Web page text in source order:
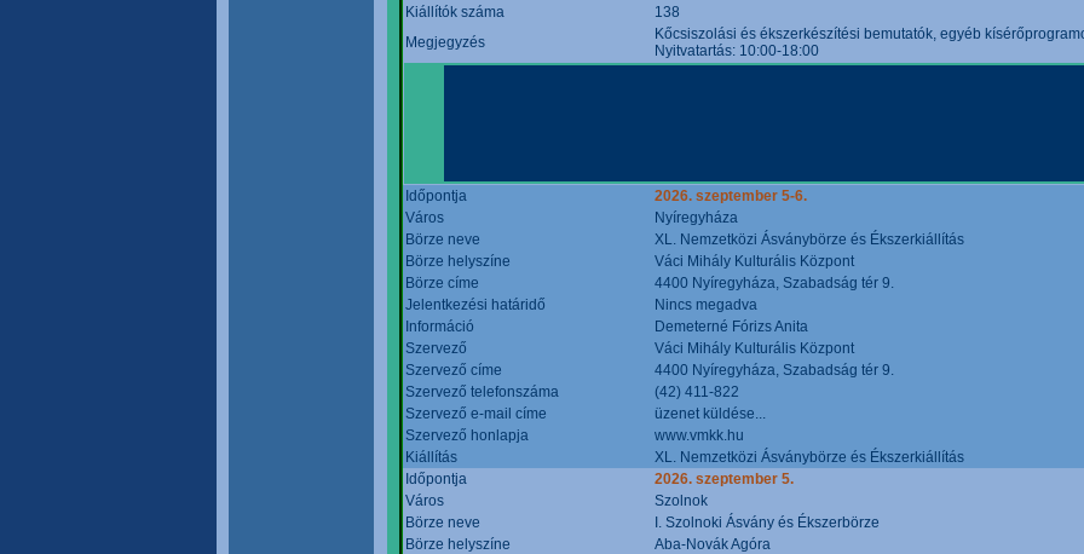
Kiállítók száma
138
Megjegyzés
Kőcsiszolási és ékszerkészítési bemutatók, egyéb
Nyitvatartás: 10:00-18:00
Időpontja
2026. szeptember 5-6.
Város
Nyíregyháza
Börze neve
XL. Nemzetközi Ásványbörze és Ékszerkiállítás
Börze helyszíne
Váci Mihály Kulturális Központ
Börze címe
4400 Nyíregyháza, Szabadság tér 9.
Jelentkezési határidő
Nincs megadva
Információ
Demeterné Fórizs Anita
Szervező
Váci Mihály Kulturális Központ
Szervező címe
4400 Nyíregyháza, Szabadság tér 9.
Szervező telefonszáma
(42) 411-822
Szervező e-mail címe
üzenet küldése...
Szervező honlapja
www.vmkk.hu
Kiállítás
XL. Nemzetközi Ásványbörze és Ékszerkiállítás
Időpontja
2026. szeptember 5.
Város
Szolnok
Börze neve
I. Szolnoki Ásvány és Ékszerbörze
Börze helyszíne
Aba-Novák Agóra